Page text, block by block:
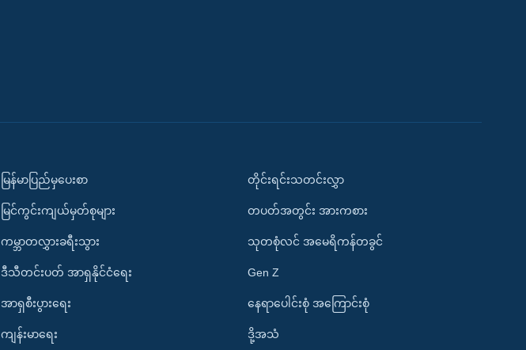
မြန်မာပြည်မှပေးစာ
မြင်ကွင်းကျယ်မှတ်စုများ
ကမ္ဘာတလွှားခရီးသွား
ဒီသီတင်းပတ် အာရှနိုင်ငံရေး
အာရှစီးပွားရေး
ကျန်းမာရေး
တိုင်းရင်းသတင်းလွှာ
တပတ်အတွင်း အားကစား
သုတစုံလင် အမေရိကန်တခွင်
Gen Z
နေရာပေါင်းစုံ အကြောင်းစုံ
ဒို့အသံ